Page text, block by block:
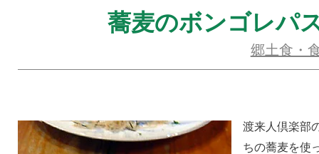
蕎麦のボンゴレパ
郷土食・
渡来人倶楽部
ちの蕎麦を使